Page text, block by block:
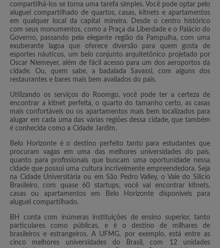
compartilhá-los se torna uma tarefa simples. Você pode optar pelo
aluguel compartilhado de quartos, casas, kitnets e apartamentos
em qualquer local da capital mineira. Desde o centro histórico
com seus monumentos, como a Praça da Liberdade e o Palácio do
Governo, passando pela elegante região da Pampulha, com uma
exuberante lagoa que oferece diversão para quem gosta de
esportes náuticos, um belo conjunto arquitetônico projetado por
Oscar Niemeyer, além de fácil acesso para um dos aeroportos da
cidade. Ou, quem sabe, a badalada Savassi, com alguns dos
restaurantes e bares mais bem avaliados do país.
Utilizando os serviços do Roomgo, você pode ter a certeza de
encontrar a kitnet perfeita, o quarto do tamanho certo, as casas
mais confortáveis ou os apartamentos mais bem localizados para
alugar em cada uma das várias regiões dessa cidade, que também
é conhecida como a Cidade Jardim.
Belo Horizonte é o destino perfeito tanto para estudantes que
procuram vagas em uma das melhores universidades do país,
quanto para profissionais que buscam uma oportunidade nessa
cidade que possui uma cultura incrivelmente empreendedora. Seja
na Cidade Universitária ou em São Pedro Valley, o Vale do Silício
Brasileiro, com quase 60 startups, você vai encontrar kitnets,
casas ou apartamentos em Belo Horizonte disponíveis para
aluguel compartilhado.
BH conta com inúmeras instituições de ensino superior, tanto
particulares como públicas, e é o destino de milhares de
brasileiros e estrangeiros. A UFMG, por exemplo, está entre as
cinco melhores universidades do Brasil, com 12 unidades